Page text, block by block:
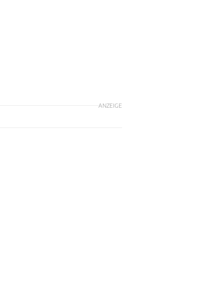
ANZEIGE